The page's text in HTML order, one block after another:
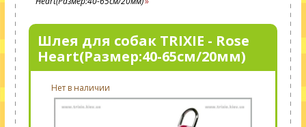
Шлея для собак TRIXIE - Rose
Heart(Размер:40-65cм/20мм)
Нет в наличии